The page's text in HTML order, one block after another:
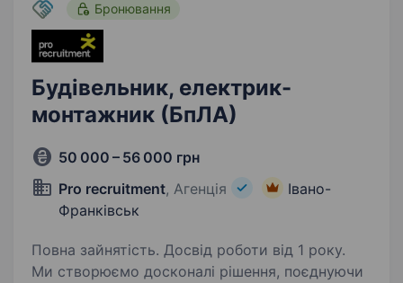
Бронювання
Будівельник, електрик-
монтажник (БпЛА)
50 000 – 56 000 грн
Pro recruitment, Агенція
Івано-
Франківськ
Повна зайнятість. Досвід роботи від 1 року.
Ми створюємо досконалі рішення, поєднуючи